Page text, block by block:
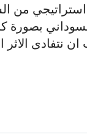
من
بصورة
نتفادى